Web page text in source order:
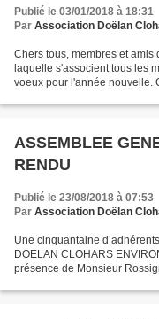
Publié le 03/01/2018 à 18:31
Par Association Doëlan
Chers tous, membres et
laquelle s'associent tous les
voeux pour l'année nouvelle.
ASSEMBLEE
RENDU
Publié le 23/08/2018 à 07:53
Par Association Doëlan
Une cinquantaine
DOELAN CLOHARS
présence de Monsieur